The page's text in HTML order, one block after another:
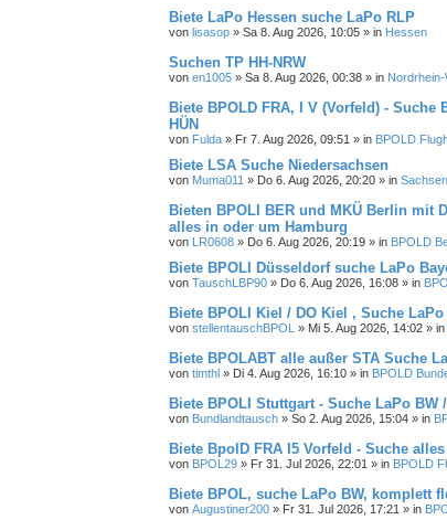
Biete LaPo Hessen suche LaPo RLP
von lisasop » Sa 8. Aug 2026, 10:05 » in Hessen
Suchen TP HH-NRW
von en1005 » Sa 8. Aug 2026, 00:38 » in
Biete BPOLD FRA, I V (Vorfeld) -
HÜN
von Fulda » Fr 7. Aug 2026, 09:51 » in BPOLD
Biete LSA Suche Niedersachsen
von Muma011 » Do 6. Aug 2026, 20:20 » in
Bieten BPOLI BER und MKÜ Berlin mit
alles in oder um Hamburg
von LR0608 » Do 6. Aug 2026, 20:19 » in BPOLD
Biete BPOLI Düsseldorf suche LaPo
von TauschLBP90 » Do 6. Aug 2026, 16:08 » in
Biete BPOLI Kiel / DO Kiel , Suche LaPo
von stellentauschBPOL » Mi 5. Aug 2026, 14:02 » in
Biete BPOLABT alle außer STA Suche
von timthl » Di 4. Aug 2026, 16:10 » in BPOLD
Biete BPOLI Stuttgart - Suche LaPo BW
von Bundlandtausch » So 2. Aug 2026, 15:04 » in
Biete BpolD FRA I5 Vorfeld - Suche
von BPOL29 » Fr 31. Jul 2026, 22:01 » in BPOLD
Biete BPOL, suche LaPo BW, komplett
von Augustiner200 » Fr 31. Jul 2026, 17:21 » in